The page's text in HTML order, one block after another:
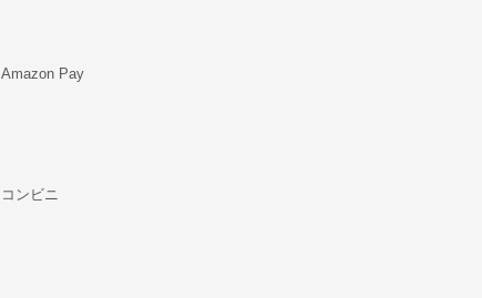
Amazon Pay
コンビニ